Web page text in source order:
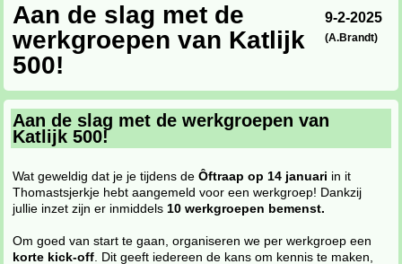
9-2-2025
(A.Brandt)
Aan de slag met de
werkgroepen van Katlijk
500!
Aan de slag met de werkgroepen van
Katlijk 500!
Wat geweldig dat je je tijdens deÔftraap op 14 januari in it
Thomastsjerkje hebt aangemeld voor een werkgroep! Dankzij
jullie inzet zijn er inmiddels10 werkgroepen bemenst.
Om goed van start te gaan, organiseren we per werkgroep een
korte kick-off. Dit geeft iedereen de kans om kennis te maken,